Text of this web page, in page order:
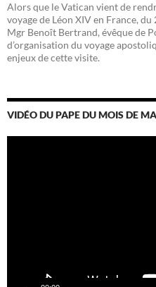
Alors que le Vatican vient de
voyage de Léon XIV en France,
Mgr Benoît Bertrand, évêque de
d’organisation du voyage
enjeux de cette visite.
VIDÉO DU PAPE DU MOIS DE